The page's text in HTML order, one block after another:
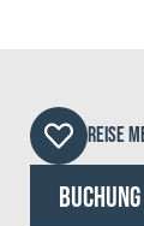
REISE
Buchung